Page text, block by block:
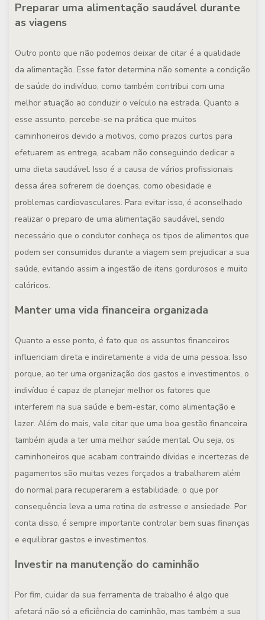
Preparar uma alimentação saudável durante
as viagens
Outro ponto que não podemos deixar de citar é a qualidade
da alimentação. Esse fator determina não somente a condição
de saúde do indivíduo, como também contribui com uma
melhor atuação ao conduzir o veículo na estrada. Quanto a
esse assunto, percebe-se na prática que muitos
caminhoneiros devido a motivos, como prazos curtos para
efetuarem as entrega, acabam não conseguindo dedicar a
uma dieta saudável. Isso é a causa de vários profissionais
dessa área sofrerem de doenças, como obesidade e
problemas cardiovasculares. Para evitar isso, é aconselhado
realizar o preparo de uma alimentação saudável, sendo
necessário que o condutor conheça os tipos de alimentos que
podem ser consumidos durante a viagem sem prejudicar a sua
saúde, evitando assim a ingestão de itens gordurosos e muito
calóricos.
Manter uma vida financeira organizada
Quanto a esse ponto, é fato que os assuntos financeiros
influenciam direta e indiretamente a vida de uma pessoa. Isso
porque, ao ter uma organização dos gastos e investimentos, o
indivíduo é capaz de planejar melhor os fatores que
interferem na sua saúde e bem-estar, como alimentação e
lazer. Além do mais, vale citar que uma boa gestão financeira
também ajuda a ter uma melhor saúde mental. Ou seja, os
caminhoneiros que acabam contraindo dívidas e incertezas de
pagamentos são muitas vezes forçados a trabalharem além
do normal para recuperarem a estabilidade, o que por
consequência leva a uma rotina de estresse e ansiedade. Por
conta disso, é sempre importante controlar bem suas finanças
e equilibrar gastos e investimentos.
Investir na manutenção do caminhão
Por fim, cuidar da sua ferramenta de trabalho é algo que
afetará não só a eficiência do caminhão, mas também a sua